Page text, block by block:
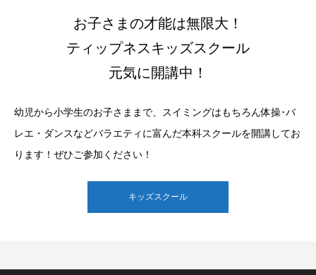
お子さまの才能は無限大！
ティップネスキッズスクール
元気に開講中！
幼児から小学生のお子さままで、スイミングはもちろん体操･バ
レエ・ダンスなどバラエティに富んだ本科スクールを開講してお
ります！ぜひご参加ください！
キッズスクール